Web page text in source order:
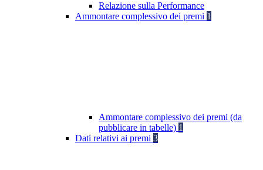
Relazione sulla Performance
Ammontare complessivo dei premi 1
Ammontare complessivo dei premi (da
pubblicare in tabelle) 1
Dati relativi ai premi 3